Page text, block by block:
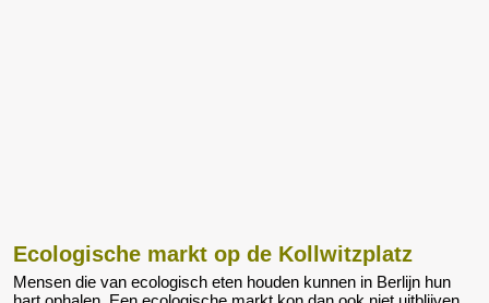
Ecologische markt op de Kollwitzplatz
Mensen die van ecologisch eten houden kunnen in Berlijn hun